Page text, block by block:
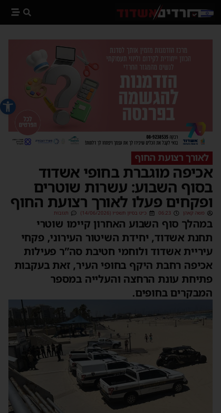
פתח
לאורך רצועת החוף
אכיפה מוגברת בחופי אשדוד
בסוף השבוע: עשרות שוטרים
ופקחים פעלו לאורך רצועת החוף
משה קאהן 06:23 כ״ט בסיון תשפ״ו (14/06/2026) תגובות
במהלך סוף השבוע האחרון קיימו שוטרי
תחנת אשדוד, יחידת השיטור העירוני, פקחי
עיריית אשדוד ולוחמי חטיבת סה”ר פעילות
אכיפה רחבת היקף בחופי העיר, זאת בעקבות
פתיחת עונת הרחצה והעלייה במספר
המבקרים בחופים.